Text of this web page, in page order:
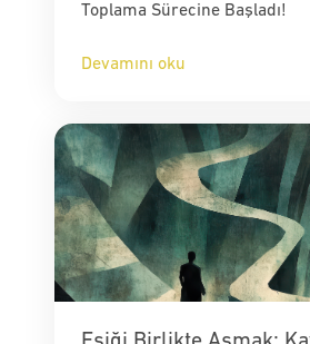
Toplama Sürecine Başladı!
Devamını oku